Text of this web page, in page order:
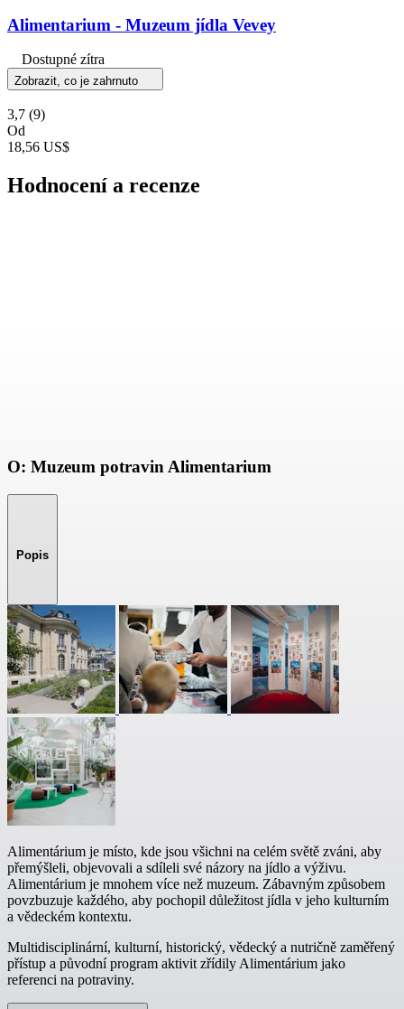
Alimentarium - Muzeum jídla Vevey
Dostupné zítra
Zobrazit, co je zahrnuto
3,7 (9)
Od
18,56 US$
Hodnocení a recenze
O: Muzeum potravin Alimentarium
Popis
Alimentárium je místo, kde jsou všichni na celém světě zváni, aby
přemýšleli, objevovali a sdíleli své názory na jídlo a výživu.
Alimentárium je mnohem více než muzeum. Zábavným způsobem
povzbuzuje každého, aby pochopil důležitost jídla v jeho kulturním
a vědeckém kontextu.
Multidisciplinární, kulturní, historický, vědecký a nutričně zaměřený
přístup a původní program aktivit zřídily Alimentárium jako
referenci na potraviny.